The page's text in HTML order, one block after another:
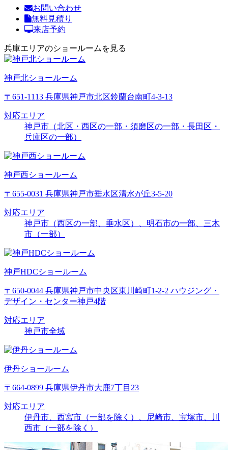
お問い合わせ
無料見積り
来店予約
兵庫エリアのショールームを見る
神戸北ショールーム
〒651-1113 兵庫県神戸市北区鈴蘭台南町4-3-13
対応エリア
神戸市（北区・西区の一部・須磨区の一部・長田区・
兵庫区の一部）
神戸西ショールーム
〒655-0031 兵庫県神戸市垂水区清水が丘3-5-20
対応エリア
神戸市（西区の一部、垂水区）、明石市の一部、三木
市（一部）
神戸HDCショールーム
〒650-0044 兵庫県神戸市中央区東川崎町1-2-2 ハウジング・
デザイン・センター神戸4階
対応エリア
神戸市全域
伊丹ショールーム
〒664-0899 兵庫県伊丹市大鹿7丁目23
対応エリア
伊丹市、西宮市（一部を除く）、尼崎市、宝塚市、川
西市（一部を除く）